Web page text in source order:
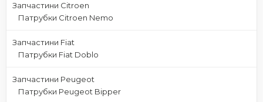
Запчастини Citroen
Патрубки Citroen Nemo
Запчастини Fiat
Патрубки Fiat Doblo
Запчастини Peugeot
Патрубки Peugeot Bipper